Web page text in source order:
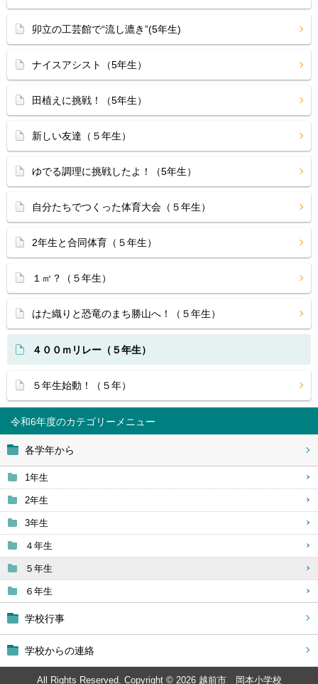
令和6年度
各学年から
1年生
2年生
3年生
４年生
５年生
６年生
学校行事
学校からの連絡
卯立の工芸館で“流し漉き”(5年生)
ナイスアシスト（5年生）
田植えに挑戦！（5年生）
新しい友達（５年生）
ゆでる調理に挑戦したよ！（5年生）
自分たちでつくった体育大会（５年生）
2年生と合同体育（５年生）
１㎥？（５年生）
はた織りと恐竜のまち勝山へ！（５年生）
４００ｍリレー（５年生）
５年生始動！（５年）
All Rights Reserved. Copyright © 2026 越前市 岡本小学校